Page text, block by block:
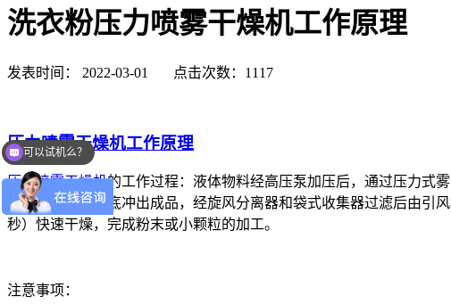
洗衣粉压力喷雾干燥机工作原理
发表时间： 2022-03-01 点击次数：1117
压力喷雾干燥机工作原理
压力喷雾干燥机的工作过程：液体物料经高压泵加压后，通过压力式
干燥过程。从塔底冲出成品，经旋风分离器和袋式收集器过滤后由引
秒）快速干燥，完成粉末或小颗粒的加工。
注意事项：
可以试机么？